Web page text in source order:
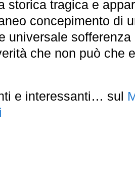
storica tragica e
concepimento di
universale sofferenza
che non può che
e interessanti… sul